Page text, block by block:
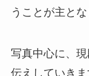
うことが主とな
写真中心に、
伝えしていき